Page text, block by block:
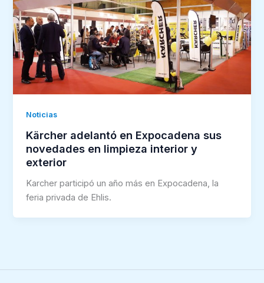
Noticias
Kärcher adelantó en Expocadena sus
novedades en limpieza interior y
exterior
Karcher participó un año más en Expocadena, la
feria privada de Ehlis.